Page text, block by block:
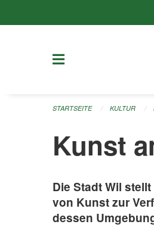
STARTSEITE KULTUR
Kunst
Die Stadt Wil
von Kunst zur
dessen